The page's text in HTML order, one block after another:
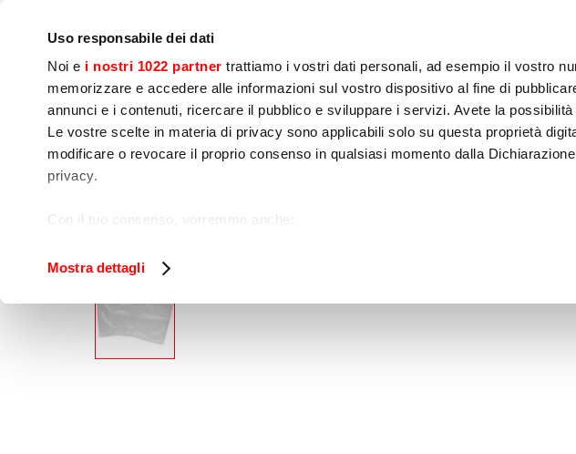
Uso responsabile dei dati
Noi e i nostri 1022 partner trattiamo i vostri dati personali, ad esempio il vostro
memorizzare e accedere alle informazioni sul vostro dispositivo al fine di
annunci e i contenuti, ricercare il pubblico e sviluppare i servizi. Avete la
Le vostre scelte in materia di privacy sono applicabili solo su questa proprietà
modificare o revocare il proprio consenso in qualsiasi momento dalla
privacy.
Con il tuo consenso, vorremmo anche:
Identificare il tuo dispositivo, scansionandolo attivamente alla ricerca di
tuo consenso in qualsiasi momento dalla Dichiarazione sui cookie.
Utilizziamo i cookie per garantire che l’utente possa usufruire del servizio
funzionalità dei social media e per analizzare il nostro traffico. Condividiamo
sito con i nostri partner che si occupano di analisi dei dati web, pubblicità e social
Mostra dettagli
Kook
apparatuur
Voedselbereiding Snelkoeler
Verkoop